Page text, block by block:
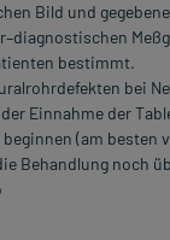
Bild und
bestimmt.
bei
Einnahme der
(am besten
Behandlung noch